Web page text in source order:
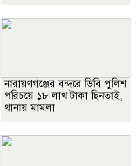
নারায়ণগঞ্জের বন্দরে ডিবি পুলিশ
পরিচয়ে ১৮ লাখ টাকা ছিনতাই,
থানায় মামলা